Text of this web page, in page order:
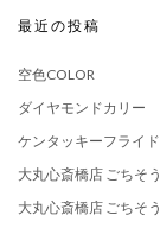
最近の投稿
空色COLOR
ダイヤモンドカリー
ケンタッキーフライ
大丸心斎橋店 ごちそ
大丸心斎橋店 ごちそ